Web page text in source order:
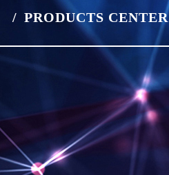
/ PRODUCTS CENTER